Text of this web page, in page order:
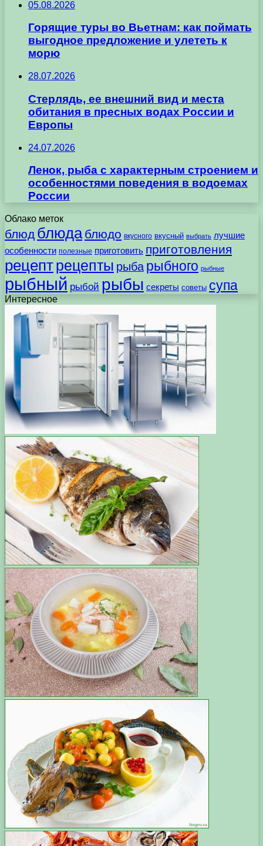
05.08.2026
Горящие туры во Вьетнам: как поймать
выгодное предложение и улететь к
морю
28.07.2026
Стерлядь, ее внешний вид и места
обитания в пресных водах России и
Европы
24.07.2026
Ленок, рыба с характерным строением и
особенностями поведения в водоемах
России
Облако меток
блюд блюда блюдо вкусного вкусный выбрать лучшие
особенности полезные приготовить приготовления
рецептрецепты рыба рыбного рыбные
рыбный рыбой рыбы секреты советы супа
Интересное